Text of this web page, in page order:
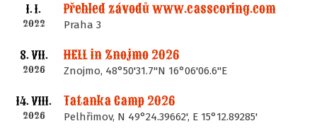
1. I.
2022
Přehled závodů www.casscoring.com
Praha 3
8. VII.
2026
HELL in Znojmo 2026
Znojmo, 48°50'31.7"N 16°06'06.6"E
14. VIII.
2026
Tatanka Camp 2026
Pelhřimov, N 49°24.39662', E 15°12.89285'